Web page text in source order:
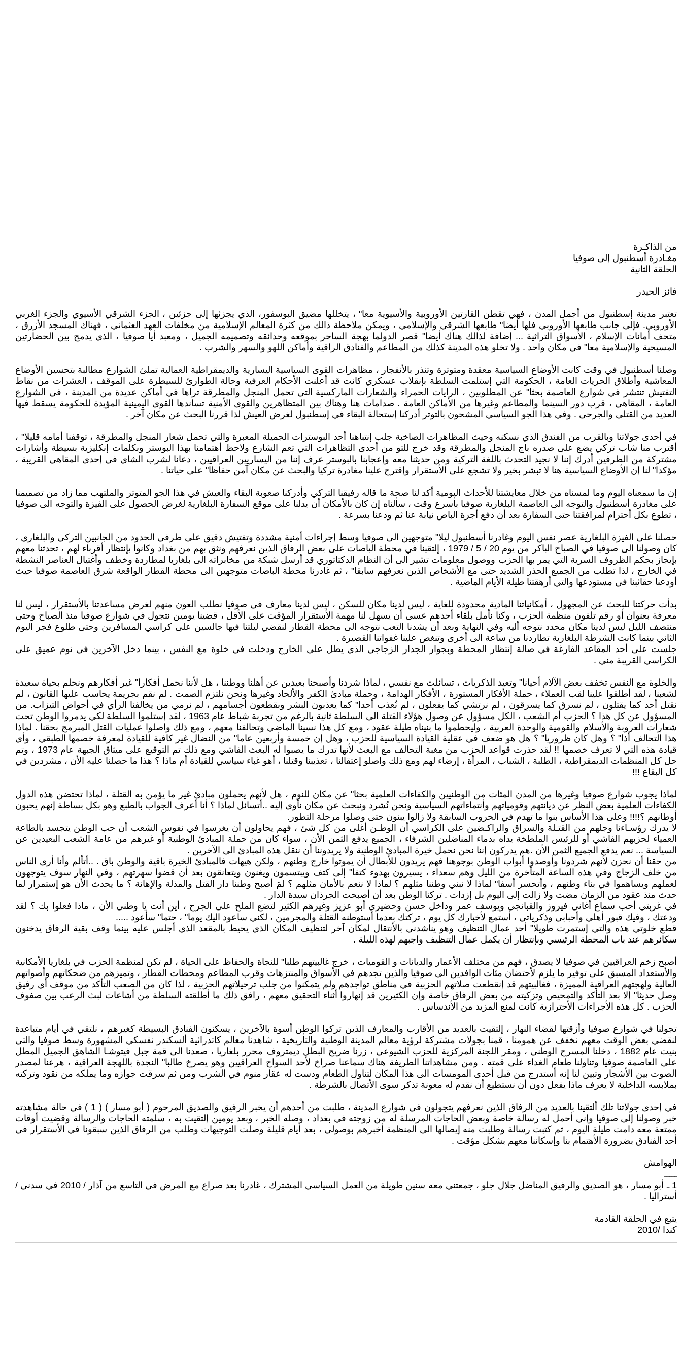
من الذاكـرة
مغـادرة أسطنبول إلى صوفيا
الحلقة الثانية
فائز الحيدر
تعتبر مدينة إسطنبول من أجمل المدن ، فهي تقطن القارتين الأوروبية والأسيوية معا" ، يتخللها مضيق البوسفور، الذي يجزئها إلى جزئين ، الجزء الشرقي الأسيوي والجزء الغربي
الأوروبي. فإلى جانب طابعها الأوروبي فلها أيضا" طابعها الشرقي والإسلامي ، ويمكن ملاحظة ذالك من كثرة المعالم الإسلامية من مخلفات العهد العثماني ، فهناك المسجد الأزرق ،
متحف أمانات الإسلام ، الأسواق التراثية ... إضافة لذالك هناك أيضا" قصر الدولما بهجة الساحر بموقعه وحدائقه وتصميمه الجميل ، ومعبد أيا صوفيا ، الذي يدمج بين الحضارتين
المسيحية والإسلامية معا" في مكان واحد . ولا تخلو هذه المدينة كذلك من المطاعم والفنادق الراقية وأماكن اللهو والسهر والشرب .
وصلنا أسطنبول في وقت كانت الأوضاع السياسية معقدة ومتوترة وتنذر بالأنفجار ، مظاهرات القوى السياسية اليسارية والديمقراطية العمالية تملئ الشوارع مطالبة بتحسين الأوضاع
المعاشية وأطلاق الحريات العامة ، الحكومة التي إستلمت السلطة بإنقلاب عسكري كانت قد أعلنت الأحكام العرفية وحالة الطوارئ للسيطرة على الموقف ، العشرات من نقاط
التفتيش تنتشر في شوارع العاصمة بحثا" عن المطلوبين ، الرايات الحمراء والشعارات الماركسية التي تحمل المنجل والمطرقة تراها في أماكن عديدة من المدينة ، في الشوارع
العامة ، المقاهي ، قرب دور السينما والمطاعم وغيرها من الأماكن العامة . صدامات هنا وهناك بين المتظاهرين والقوى الأمنية تساندها القوى اليمينية المؤيدة للحكومة يسقط فيها
العديد من القتلى والجرحى . وفي هذا الجو السياسي المشحون بالتوتر أدركنا إستحالة البقاء في إسطنبول لغرض العيش لذا قررنا البحث عن مكان آخر .
في أحدى جولاتنا وبالقرب من الفندق الذي نسكنه وحيث المظاهرات الصاخبة جلب إنتباهنا أحد البوسترات الجميلة المعبرة والتي تحمل شعار المنجل والمطرقة ، توقفنا أمامه قليلا" ،
أقترب منا شاب تركي يضع على صدره باج المنجل والمطرقة وقد خرج للتو من أحدى التظاهرات التي تعم الشارع ولاحظ أهتمامنا بهذا البوستر وبكلمات إنكليزية بسيطة وأشارات
مشتركة من الطرفين أدرك إننا لا نجيد التحدث باللغة التركية ومن حديثنا معه وإعجابنا بالبوستر عرف إننا من اليساريين العراقيين ، دعانا لشرب الشاي في إحدى المقاهي القريبة ،
مؤكدا" لنا إن الأوضاع السياسية هنا لا تبشر بخير ولا تشجع على الأستقرار وإقترح علينا مغادرة تركيا والبحث عن مكان آمن حفاظا" على حياتنا .
إن ما سمعناه اليوم وما لمسناه من خلال معايشتنا للأحداث اليومية أكد لنا صحة ما قاله رفيقنا التركي وأدركنا صعوبة البقاء والعيش في هذا الجو المتوتر والملتهب مما زاد من تصميمنا
على مغادرة أسطنبول والتوجه الى العاصمة البلغارية صوفيا بأسرع وقت ، سألناه إن كان بالأمكان أن يدلنا على موقع السفارة البلغارية لغرض الحصول على الفيزة والتوجه الى صوفيا
، تطوع بكل أحترام لمرافقتنا حتى السفارة بعد أن دفع أجرة الباص نيابة عنا ثم ودعنا بسرعة .
حصلنا على الفيزة البلغارية عصر نفس اليوم وغادرنا أسطنبول ليلا" متوجهين الى صوفيا وسط إجراءات أمنية مشددة وتفتيش دقيق على طرفي الحدود من الجانبين التركي والبلغاري ،
كان وصولنا الى صوفيا في الصباح الباكر من يوم 20 / 5 / 1979 ، إلتقينا في محطة الباصات على بعض الرفاق الذين نعرفهم ونثق بهم من بغداد وكانوا بإنتظار أقرباء لهم ، تحدثنا معهم
بإيجاز بحكم الظروف السرية التي يمر بها الحزب ووصول معلومات تشير الى أن النظام الدكتاتوري قد أرسل شبكة من مخابراته الى بلغاريا لمطاردة وخطف وأغتيال العناصر النشطة
في الخارج ، لذا تطلب من الجميع الحذر الشديد حتى مع الأشخاص الذين نعرفهم سابقا" ، ثم غادرنا محطة الباصات متوجهين الى محطة القطار الواقعة شرق العاصمة صوفيا حيث
أودعنا حقائبنا في مستودعها والتي أرهقتنا طيلة الأيام الماضية .
بدأت حركتنا للبحث عن المجهول ، أمكانياتنا المادية محدودة للغاية ، ليس لدينا مكان للسكن ، ليس لدينا معارف في صوفيا نطلب العون منهم لغرض مساعدتنا بالأستقرار ، ليس لنا
معرفة بعنوان أو رقم تلفون منظمة الحزب ، وكنا نأمل بلقاء أحدهم عسى أن يسهل لنا مهمة الأستقرار المؤقت على الأقل ، قضينا يومين نتجول في شوارع صوفيا منذ الصباح وحتى
منتصف الليل ليس لدينا مكان محدد نتوجه أليه وفي النهاية وبعد أن يشدنا التعب نتوجه الى محطة القطار لنقضي ليلتنا فيها جالسين على كراسي المسافرين وحتى طلوع فجر اليوم
الثاني بينما كانت الشرطة البلغارية تطاردنا من ساعة الى أخرى وتنغص علينا غفواتنا القصيرة .
جلست على أحد المقاعد الفارغة في صالة إنتظار المحطة وبجوار الجدار الزجاجي الذي يطل على الخارج ودخلت في خلوة مع النفس ، بينما دخل الآخرين في نوم عميق على
الكراسي القريبة مني .
والخلوة مع النفس تخفف بعض الآلام أحيانا" وتعيد الذكريات ، تسائلت مع نفسي ، لماذا شردنا وأصبحنا بعيدين عن أهلنا ووطننا ، هل لأننا نحمل أفكارا" غير أفكارهم ونحلم بحياة سعيدة
لشعبنا ، لقد أطلقوا علينا لقب العملاء ، حملة الأفكار المستورة ، الأفكار الهدامة ، وحملة مبادئ الكفر والألحاد وغيرها ونحن نلتزم الصمت . لم نقم بجريمة يحاسب عليها القانون ، لم
نقتل أحد كما يقتلون ، لم نسرق كما يسرقون ، لم نرتشي كما يفعلون ، لم نُعذب أحدا" كما يعذبون البشر وبقطعون أجسامهم ، لم نرمي من يخالفنا الرأي في أحواض التيزاب. من
المسؤول عن كل هذا ؟ الحزب أم الشعب ، الكل مسؤول عن وصول هؤلاء القتلة الى السلطة ثانية بالرغم من تجربة شباط عام 1963 ، لقد إستلموا السلطة لكي يدمروا الوطن تحت
شعارات العروبة والأسلام والقومية والوحدة العربية ، وليحطموا ما بنيناه طيلة عقود ، ومع كل هذا نسينا الماضي وتحالفنا معهم ، ومع ذلك واصلوا عمليات القتل المبرمج بحقنا . لماذا
هذا التحالف أذا" ؟ وهل كان ظروريا" ؟ هل هو ضعف في عقلية القيادة السياسية للحزب ، وهل إن خمسة وأربعين عاما" من النضال غير كافية للقيادة لمعرفة خصمها الطبقي ، وأي
قيادة هذه التي لا تعرف خصمها !! لقد حذرت قواعد الحزب من مغبة التحالف مع البعث لأنها تدرك ما يصبوا له البعث الفاشي ومع ذلك تم التوقيع على ميثاق الجبهة عام 1973 ، وتم
حل كل المنظمات الديمقراطية ، الطلبة ، الشباب ، المرأة ، إرضاء لهم ومع ذلك واصلو إعتقالنا ، تعذيبنا وقتلنا ، أهو غباء سياسي للقيادة أم ماذا ؟ هذا ما حصلنا عليه الأن ، مشردين في
كل البقاع !!!
لماذا يجوب شوارع صوفيا وغيرها من المدن المئات من الوطنيين والكفاءات العلمية بحثا" عن مكان للنوم ، هل لأنهم يحملون مبادئ غير ما يؤمن به القتلة ، لماذا تحتضن هذه الدول
الكفاءات العلمية بغض النظر عن ديانتهم وقومياتهم وأنتماءاتهم السياسية ونحن نُشرد ونبحث عن مكان نأوى إليه ..أتسائل لماذا ؟ أنا أعرف الجواب بالطبع وهو بكل بساطة إنهم يحبون
أوطانهم ؟!!!! وعلى هذا الأساس بنوا ما تهدم في الحروب السابقة ولا زالوا يبنون حتى وصلوا مرحلة التطور.
لا يدرك رؤسـاءنا وجلهم من القتـلة والسراق والراكـضين على الكراسي أن الوطـن أغلى من كل شئ ، فهم يحاولون أن يغرسوا في نفوس الشعب أن حب الوطن يتجسد بالطاعة
العمياء لحزبهم الفاشي أو للرئيس الملطخة يداه بدماء المناضلين الشرفاء ، الجميع يدفع الثمن الأن ، سواء كان من حملة المبادئ الوطنية أو غيرهم من عامة الشعب البعيدين عن
السياسة ... نعم يدفع الجميع الثمن الأن .هم يدركون إننا نحن نحمل خيرة المبادئ الوطنية ولا يريدوننا أن ننقل هذه المبادئ الى الآخرين .
من حقنا أن نحزن لأنهم شردونا وأوصدوا أبواب الوطن بوجوهنا فهم يريدون للأبطال أن يموتوا خارج وطنهم ، ولكن هيهات فالمبادئ الخيرة باقية والوطن باق . ..أتألم وأنا أرى الناس
من خلف الزجاج وفي هذه الساعة المتأخرة من الليل وهم سعداء ، يسيرون بهدوء كتفا" إلى كتف ويبتسمون ويغنون ويتعانقون بعد أن قضوا سهرتهم ، وفي النهار سوف يتوجهون
لعملهم ويساهموا في بناء وطنهم ، وأتحسر أسفا" لماذا لا نبني وطننا مثلهم ؟ لماذا لا ننعم بالأمان مثلهم ؟ لمَ أصبح وطننا دار القتل والمذلة والإهانة ؟ ما يحدث الأن هو إستمرار لما
حدث منذ عقود من الزمان مضت ولا زالت إلى اليوم بل إزدات . تركنا الوطن بعد أن أصبحت الجرذان سيدة الدار .
في غربتي أحب سماع أغاني فيروز والقبانجي ويوسف عمر وداخل حسن وحضيري أبو عزيز وغيرهم الكثير لتضع الملح على الجرح ، أين أنت يا وطني الأن ، ماذا فعلوا بك ؟ لقد
ودعتك ، وفيك قبور أهلي وأحبابي وذكرياتي ، أستمع لأخبارك كل يوم ، تركتك بعدما أستوطنه القتلة والمجرمين ، لكني ساعود اليك يوما" ، حتما" سأعود .....
قطع خلوتي هذه والتي إستمرت طويلا" أحد عمال التنظيف وهو يناشدني بالأنتقال لمكان آخر لتنظيف المكان الذي يحيط بالمقعد الذي أجلس عليه بينما وقف بقية الرفاق يدخنون
سكائرهم عند باب المحطة الرئيسي وبإنتظار أن يكمل عمال التنظيف واجبهم لهذه الليلة .
أصبح زخم العراقيين في صوفيا لا يصدق ، فهم من مختلف الأعمار والديانات و القوميات ، خرج غالبيتهم طلبا" للنجاة والحفاظ على الحياة ، لم تكن لمنظمة الحزب في بلغاريا الأمكانية
والأستعداد المسبق على توفير ما يلزم لأحتضان مئات الوافدين الى صوفيا والذين تجدهم في الأسواق والمنتزهات وقرب المطاعم ومحطات القطار ، وتميزهم من ضحكاتهم وأصواتهم
العالية ولهجتهم العراقية المميزة ، فغالبيتهم قد إنقطعت صلاتهم الحزبية في مناطق تواجدهم ولم يتمكنوا من جلب ترحيلاتهم الحزبية ، لذا كان من الصعب التأكد من موقف أي رفيق
وصل حديثا" إلا بعد التأكد والتمحيص وتزكيته من بعض الرفاق خاصة وإن الكثيرين قد إنهاروا أثناء التحقيق معهم ، رافق ذلك ما أطلقته السلطة من أشاعات لبث الرعب بين صفوف
الحزب . كل هذه الأجراءات الأحترازية كانت لمنع المزيد من الأندساس .
تجولنا في شوارع صوفيا وأزقتها لقضاء النهار ، إلتقيت بالعديد من الأقارب والمعارف الذين تركوا الوطن أسوة بالآخرين ، يسكنون الفنادق البسيطة كغيرهم ، نلتقي في أيام متباعدة
لنقضي بعض الوقت معهم نخفف عن همومنا ، قمنا بجولات مشتركة لرؤية معالم المدينة الوطنية والتأريخية ، شاهدنا معالم كاتدرائية ألسكندر نفسكي المشهورة وسط صوفيا والتي
بنيت عام 1882 ، دخلنا المسرح الوطني ، ومقر اللجنة المركزية للحزب الشيوعي ، زرنا ضريح البطل ديمتروف محرر بلغاريا ، صعدنا الى قمة جبل فيتوشـا الشاهق الجميل المطل
على العاصمة صوفيا وتناولنا طعام الغداء على قمته . ومن مشاهداتنا الطريفة هناك سماعنا صراخ لأحد السواح العراقيين وهو يصرخ طالبا" النجدة باللهجة العراقية ، هرعنا لمصدر
الصوت بين الأشجار وتبين لنا إنه أستدرج من قبل أحدى المومسات الى هذا المكان لتناول الطعام ودست له عقار منوم في الشرب ومن ثم سرقت جوازه وما يملكه من نقود وتركته
بملابسه الداخلية لا يعرف ماذا يفعل دون أن نستطيع أن نقدم له معونة تذكر سوى الأتصال بالشرطة .
في إحدى جولاتنا تلك ألتقينا بالعديد من الرفاق الذين نعرفهم يتجولون في شوارع المدينة ، طلبت من أحدهم أن يخبر الرفيق والصديق المرحوم ( أبو مسار ) ( 1 ) في حالة مشاهدته
خبر وصولنا إلى صوفيا وإني أحمل له رسالة خاصة وبعض الحاجات المرسلة له من زوجته في بغداد ، وصله الخبر ، وبعد يومين إلتقيت به ، سلمته الحاجات والرسالة وقضيت أوقات
ممتعة معه دامت طيلة اليوم ، ثم كتبت رسالة وطلبت منه إيصالها الى المنظمة أخبرهم بوصولي ، بعد أيام قليلة وصلت التوجيهات وطلب من الرفاق الذين سبقونا في الأستقرار في
أحد الفنادق بضرورة الأهتمام بنا وإسكاننا معهم بشكل مؤقت .
الهوامش
ـــــ
1 ـ أبو مسار ، هو الصديق والرفيق المناضل جلال جلو ، جمعتني معه سنين طويلة من العمل السياسي المشترك ، غادرنا بعد صراع مع المرض في التاسع من آذار / 2010 في سدني /
أستراليا .
يتبع في الحلقة القادمة
كندا /2010